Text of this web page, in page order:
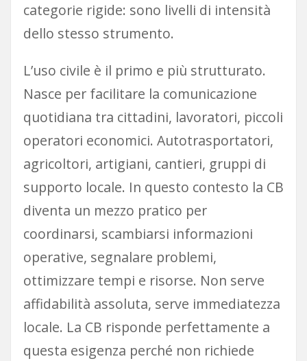
categorie rigide: sono livelli di intensità
dello stesso strumento.
L’uso civile è il primo e più strutturato.
Nasce per facilitare la comunicazione
quotidiana tra cittadini, lavoratori, piccoli
operatori economici. Autotrasportatori,
agricoltori, artigiani, cantieri, gruppi di
supporto locale. In questo contesto la CB
diventa un mezzo pratico per
coordinarsi, scambiarsi informazioni
operative, segnalare problemi,
ottimizzare tempi e risorse. Non serve
affidabilità assoluta, serve immediatezza
locale. La CB risponde perfettamente a
questa esigenza perché non richiede